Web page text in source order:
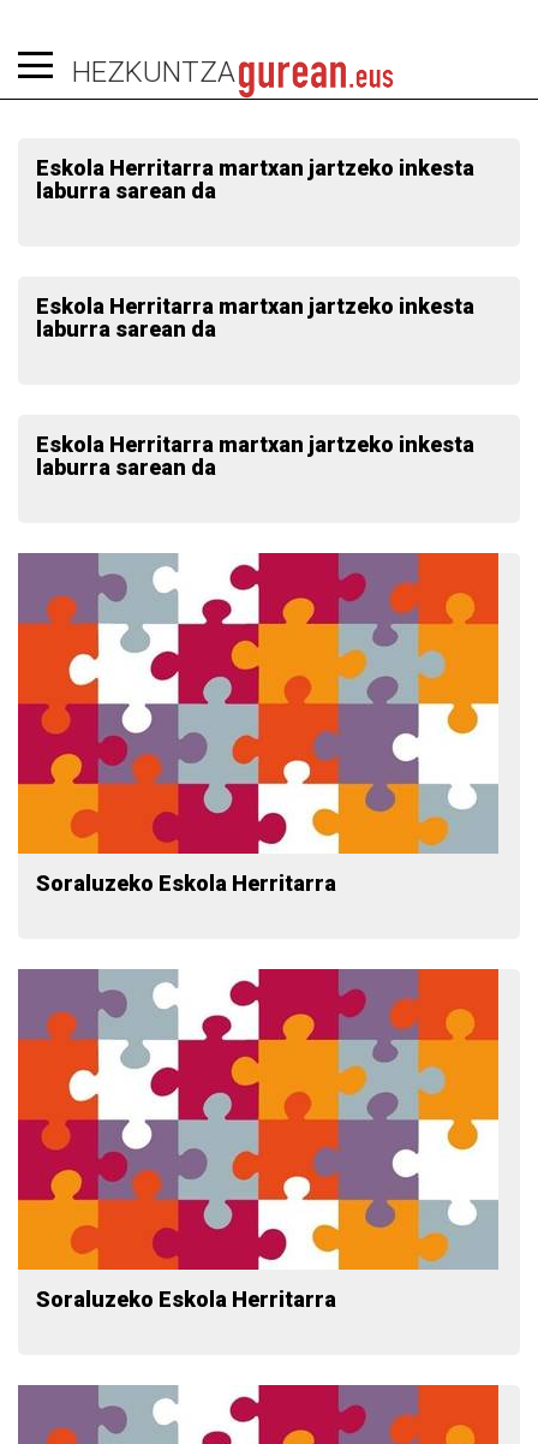
HEZKUNTZA
Eskola Herritarra martxan jartzeko inkesta
laburra sarean da
Eskola Herritarra martxan jartzeko inkesta
laburra sarean da
Eskola Herritarra martxan jartzeko inkesta
laburra sarean da
Soraluzeko Eskola Herritarra
Soraluzeko Eskola Herritarra